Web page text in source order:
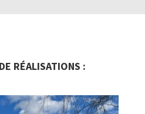
RÉALISATIONS :